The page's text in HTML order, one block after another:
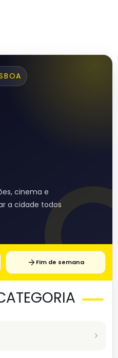
cinema e
a cidade todos
Fim de semana